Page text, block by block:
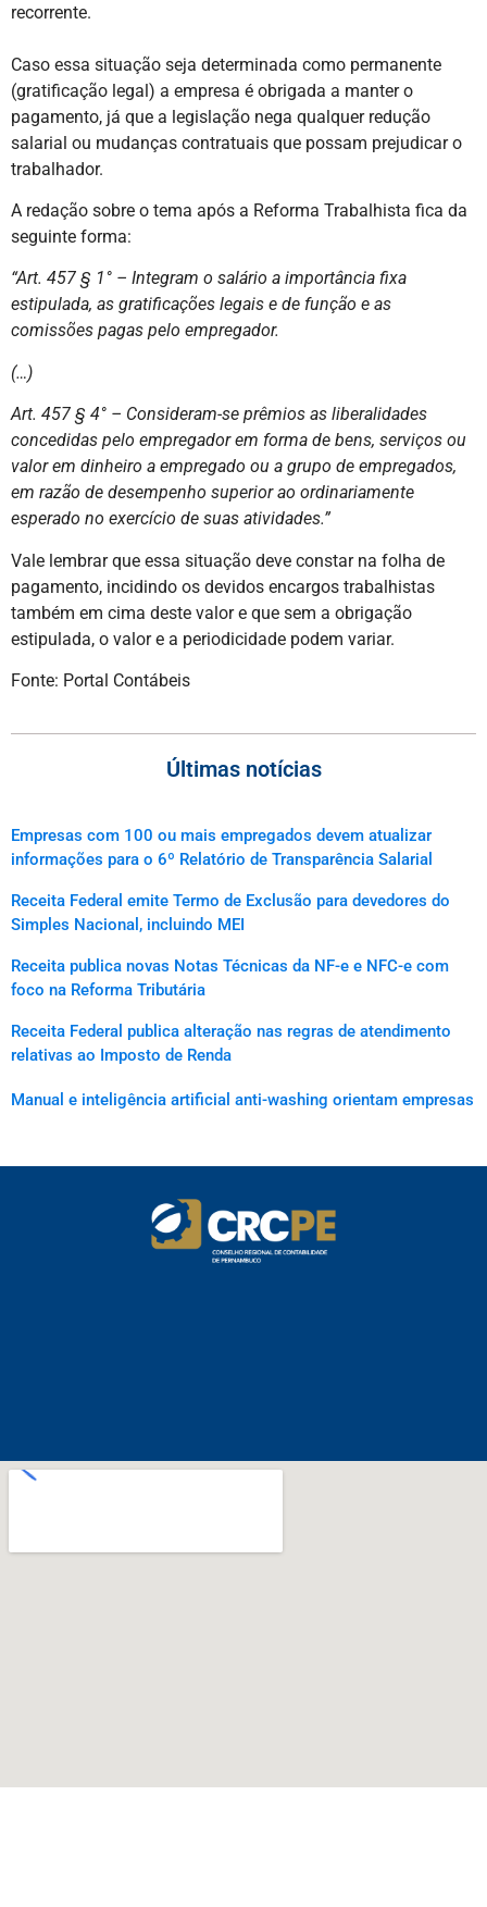
recorrente.
Caso essa situação seja determinada como permanente
(gratificação legal) a empresa é obrigada a manter o
pagamento, já que a legislação nega qualquer redução
salarial ou mudanças contratuais que possam prejudicar o
trabalhador.
A redação sobre o tema após a Reforma Trabalhista fica da
seguinte forma:
“Art. 457 § 1° – Integram o salário a importância fixa
estipulada, as gratificações legais e de função e as
comissões pagas pelo empregador.
(…)
Art. 457 § 4° – Consideram-se prêmios as liberalidades
concedidas pelo empregador em forma de bens, serviços ou
valor em dinheiro a empregado ou a grupo de empregados,
em razão de desempenho superior ao ordinariamente
esperado no exercício de suas atividades.”
Vale lembrar que essa situação deve constar na folha de
pagamento, incidindo os devidos encargos trabalhistas
também em cima deste valor e que sem a obrigação
estipulada, o valor e a periodicidade podem variar.
Fonte: Portal Contábeis
Últimas notícias
Empresas com 100 ou mais empregados devem atualizar
informações para o 6º Relatório de Transparência Salarial
Receita Federal emite Termo de Exclusão para devedores do
Simples Nacional, incluindo MEI
Receita publica novas Notas Técnicas da NF-e e NFC-e com
foco na Reforma Tributária
Receita Federal publica alteração nas regras de atendimento
relativas ao Imposto de Renda
Manual e inteligência artificial anti-washing orientam empresas